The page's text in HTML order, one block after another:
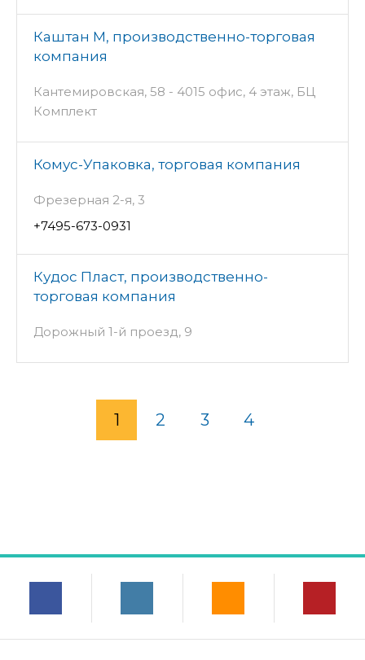
Каштан М, производственно-торговая
компания
Кантемировская, 58 - 4015 офис, 4 этаж, БЦ
Комплект
Комус-Упаковка, торговая компания
Фрезерная 2-я, 3
+7495-673-0931
Кудос Пласт, производственно-
торговая компания
Дорожный 1-й проезд, 9
1 2 3 4